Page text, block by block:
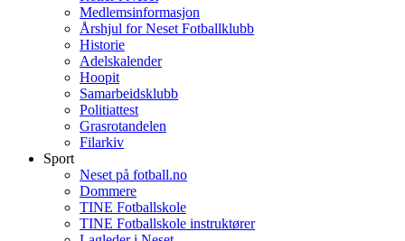
Medlemsinformasjon
Årshjul for Neset Fotballklubb
Historie
Adelskalender
Hoopit
Samarbeidsklubb
Politiattest
Grasrotandelen
Filarkiv
Sport
Neset på fotball.no
Dommere
TINE Fotballskole
TINE Fotballskole instruktører